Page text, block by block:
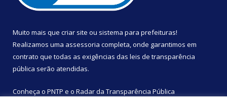
Muito mais que criar site ou sistema para prefeituras!
Realizamos uma assessoria completa, onde garantimos em
contrato que todas as exigências das leis de transparência
pública serão atendidas.
Conheça o PNTP e o Radar da Transparência Pública